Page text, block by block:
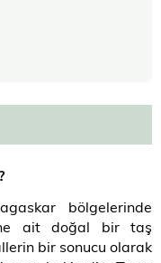
bölgelerinde
ait doğal bir taş
bir sonucu olarak